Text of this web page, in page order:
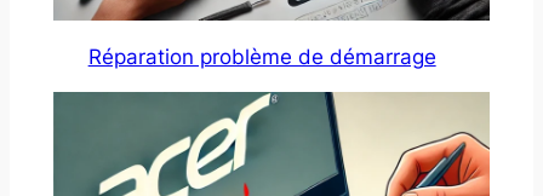
Réparation problème de démarrage